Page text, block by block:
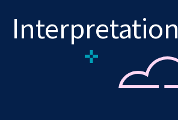
Interpretation